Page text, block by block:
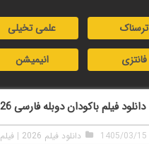
ترسناک علمی تخیلی
فانتزی انیمیشن
دانلود فیلم باکودان دوبله فارسی Bakudan 2026
1405/03/15 دانلود فیلم 2026 | فیلم